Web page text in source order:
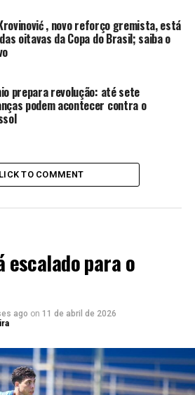
muita vontade
e pode dar ao
dinâmica”,
Ernesto.
a importância que o jogador
sendo responsável por tirar
ser a missão de
muito de
jogador
tentar diminuir
técnica do
postou o
assumir
, novo reforço gremista, está
oitavas da Copa do Brasil; saiba o
prepara revolução: até sete
podem acontecer contra o
TO COMMENT
escalado para o
ago on 11 de abril de 2026